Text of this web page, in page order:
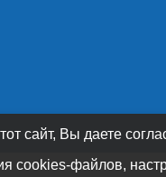
сайт, Вы даете
cookies-файлов,